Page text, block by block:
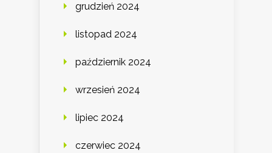
grudzień 2024
listopad 2024
październik 2024
wrzesień 2024
lipiec 2024
czerwiec 2024